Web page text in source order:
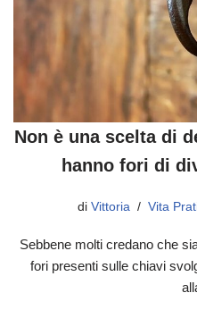
Non è una scelta di
hanno fori di
di Vittoria Vita
Sebbene molti credano che
fori presenti sulle chiavi